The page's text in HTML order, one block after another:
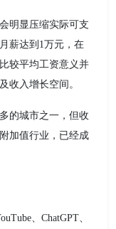
明显压缩实际可支
薪达到1万元，在
较平均工资意义并
收入增长空间。
的城市之一，但收
加值行业，已经成
、ChatGPT、